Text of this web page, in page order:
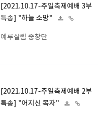
[2021.10.17-주일축제예배 3부
특송] "하늘 소망"
예루살렘 중창단
[2021.10.17-주일축제예배 2부
특송] "어지신 목자"